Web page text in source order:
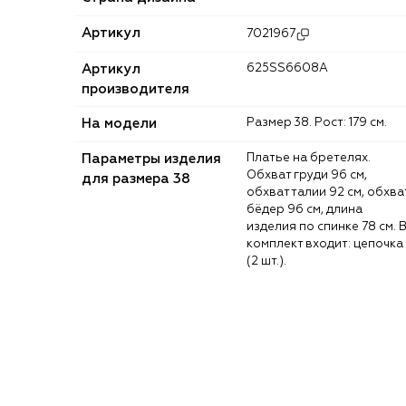
Артикул 7021967
Артикул
производителя
625SS6608A
На модели Размер 38. Рост: 179 см.
Параметры изделия
для размера 38
Обхват груди 96 см,
обхват талии 92 см,
бёдер 96 см, длина
изделия по спинке 78 см. В
комплект входит: цепочка
(2 шт.).